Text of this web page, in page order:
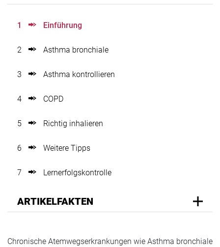
1 Einführung
2 Asthma bronchiale
3 Asthma kontrollieren
4 COPD
5 Richtig inhalieren
6 Weitere Tipps
7 Lernerfolgskontrolle
ARTIKELFAKTEN
Chronische Atemwegserkrankungen wie Asthma bronchiale